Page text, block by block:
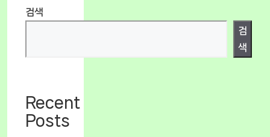
검색
검
색
Recent
Posts